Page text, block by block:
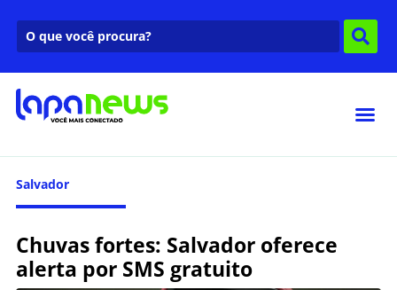
Salvador
Chuvas fortes: Salvador oferece
alerta por SMS gratuito